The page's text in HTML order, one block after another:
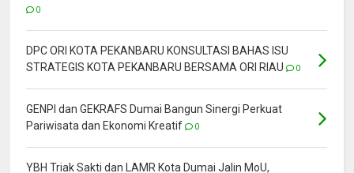
0
DPC ORI KOTA PEKANBARU KONSULTASI BAHAS ISU
STRATEGIS KOTA PEKANBARU BERSAMA ORI RIAU
0
GENPI dan GEKRAFS Dumai Bangun Sinergi Perkuat
Pariwisata dan Ekonomi Kreatif
0
YBH Triak Sakti dan LAMR Kota Dumai Jalin MoU,